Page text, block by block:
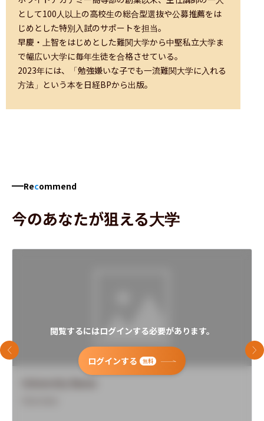
として100人以上の高校生の総合型選抜や公募推薦をは
じめとした特別入試のサポートを担当。
早慶・上智をはじめとした難関大学から中堅私立大学ま
で幅広い大学に毎年生徒を合格させている。
2023年には、「勉強嫌いな子でも一流難関大学に入れる
方法」という本を日経BPから出版。
Recommend
今のあなたが狙える大学
閲覧するにはログインする必要があります。
ログインする 無料
前のスライド 次